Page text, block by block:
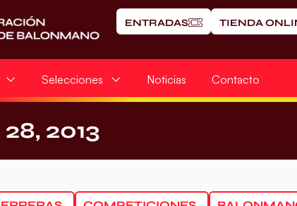
ENTRADAS TIENDA
Selecciones Noticias Contacto
2013